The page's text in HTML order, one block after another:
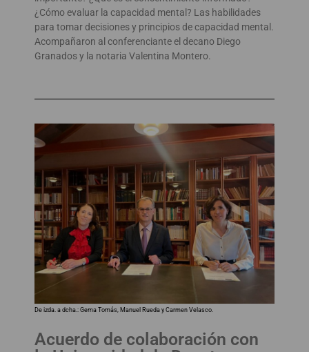
¿Cómo evaluar la capacidad mental? Las habilidades
para tomar decisiones y principios de capacidad mental.
Acompañaron al conferenciante el decano Diego
Granados y la notaria Valentina Montero.
De izda. a dcha.: Gema Tomás, Manuel Rueda y Carmen Velasco.
Acuerdo de colaboración con